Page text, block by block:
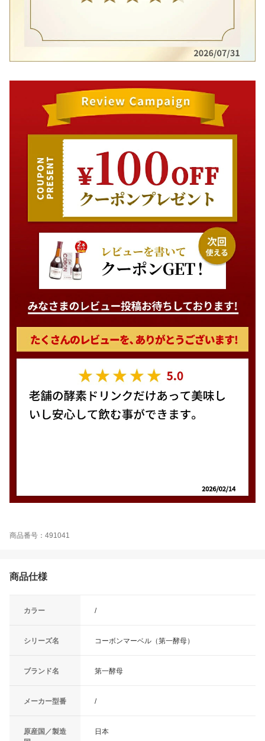
商品番号：491041
商品仕様
カラー /
シリーズ名 コーボンマーベル（第一酵母）
ブランド名 第一酵母
メーカー型番 /
原産国／製造
日本